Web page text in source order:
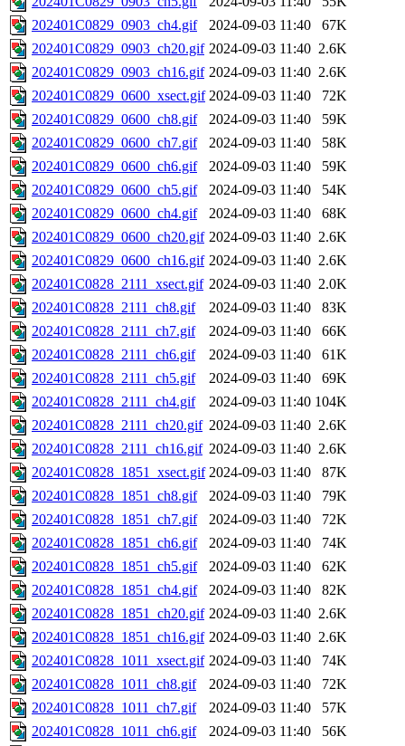
202401C0829_0903_ch4.gif
2024-09-03 11:40
67K
202401C0829_0903_ch20.gif 2024-09-03 11:40 2.6K
202401C0829_0903_ch16.gif 2024-09-03 11:40 2.6K
202401C0829_0600_xsect.gif 2024-09-03 11:40
72K
202401C0829_0600_ch8.gif
2024-09-03 11:40
59K
202401C0829_0600_ch7.gif
2024-09-03 11:40
58K
202401C0829_0600_ch6.gif
2024-09-03 11:40
59K
202401C0829_0600_ch5.gif
2024-09-03 11:40
54K
202401C0829_0600_ch4.gif
2024-09-03 11:40
68K
202401C0829_0600_ch20.gif 2024-09-03 11:40 2.6K
202401C0829_0600_ch16.gif 2024-09-03 11:40 2.6K
202401C0828_2111_xsect.gif 2024-09-03 11:40 2.0K
202401C0828_2111_ch8.gif
2024-09-03 11:40
83K
202401C0828_2111_ch7.gif
2024-09-03 11:40
66K
202401C0828_2111_ch6.gif
2024-09-03 11:40
61K
202401C0828_2111_ch5.gif
2024-09-03 11:40
69K
202401C0828_2111_ch4.gif
2024-09-03 11:40 104K
202401C0828_2111_ch20.gif 2024-09-03 11:40 2.6K
202401C0828_2111_ch16.gif 2024-09-03 11:40 2.6K
202401C0828_1851_xsect.gif 2024-09-03 11:40
87K
202401C0828_1851_ch8.gif
2024-09-03 11:40
79K
202401C0828_1851_ch7.gif
2024-09-03 11:40
72K
202401C0828_1851_ch6.gif
2024-09-03 11:40
74K
202401C0828_1851_ch5.gif
2024-09-03 11:40
62K
202401C0828_1851_ch4.gif
2024-09-03 11:40
82K
202401C0828_1851_ch20.gif 2024-09-03 11:40 2.6K
202401C0828_1851_ch16.gif 2024-09-03 11:40 2.6K
202401C0828_1011_xsect.gif 2024-09-03 11:40
74K
202401C0828_1011_ch8.gif
2024-09-03 11:40
72K
202401C0828_1011_ch7.gif
2024-09-03 11:40
57K
202401C0828_1011_ch6.gif
2024-09-03 11:40
56K